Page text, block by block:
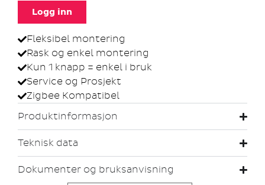
Logg inn
Fleksibel montering
Rask og enkel montering
Kun 1 knapp = enkel i bruk
Service og Prosjekt
Zigbee Kompatibel
Produktinformasjon
Teknisk data
Dokumenter og bruksanvisning